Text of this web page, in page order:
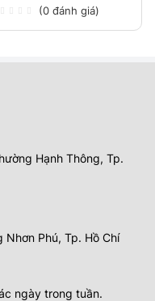
(0 đánh giá)
Hạnh Thông, Tp.
Nhơn Phú, Tp. Hồ Chí
ngày trong tuần.